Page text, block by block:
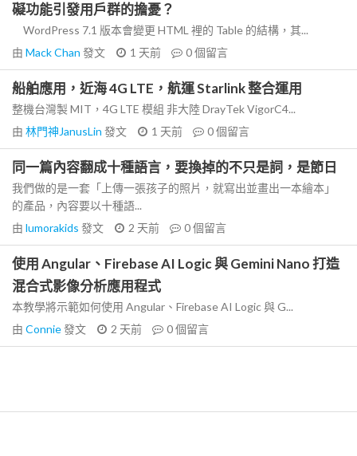
礙功能引發用戶群的擔憂？
WordPress 7.1 版本會變更 HTML 裡的 Table 的結構，其...
由 Mack Chan 發文 1 天前 0個留言
船舶應用，近海 4G LTE，航運 Starlink 整合運用
整機台灣製 MIT，4G LTE 模組 非大陸 DrayTek VigorC4...
由 林門神JanusLin 發文 1 天前 0個留言
同一篇內容翻成十種語言，要換掉的不只是詞，是節日
我們做的是一套「上傳一張孩子的照片，就寫出並畫出一本繪本」
的產品，內容要以十種語...
由 lumorakids 發文 2 天前 0個留言
使用 Angular、Firebase AI Logic 與 Gemini Nano 打造
混合式影像分析應用程式
本教學將示範如何使用 Angular、Firebase AI Logic 與 G...
由 Connie發文 2 天前 0個留言